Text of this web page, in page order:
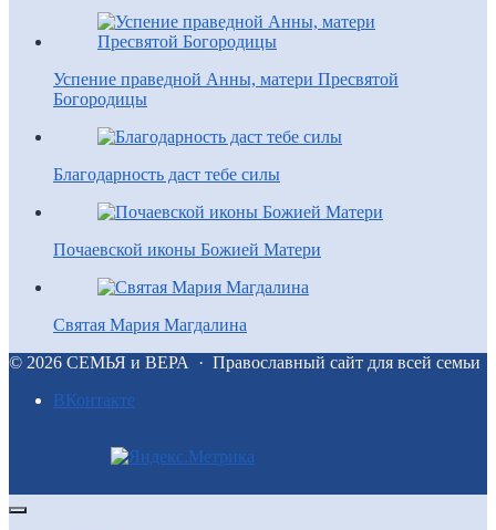
Успение праведной Анны, матери Пресвятой
Богородицы
Благодарность даст тебе силы
Почаевской иконы Божией Матери
Святая Мария Магдалина
© 2026 СЕМЬЯ и ВЕРА · Православный сайт для всей семьи
BКонтакте